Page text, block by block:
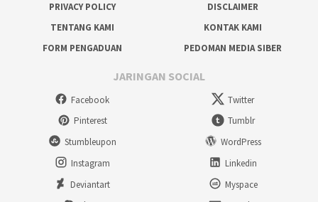
PRIVACY POLICY
DISCLAIMER
TENTANG KAMI
KONTAK KAMI
FORM PENGADUAN
PEDOMAN MEDIA SIBER
JARINGAN SOCIAL
Facebook
Twitter
Pinterest
Tumblr
Stumbleupon
WordPress
Instagram
Linkedin
Deviantart
Myspace